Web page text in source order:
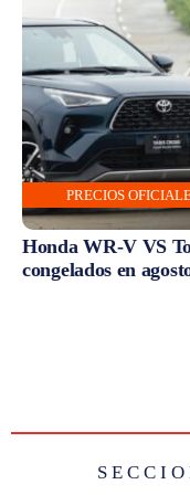
PRECIOS
Honda WR-V VS
congelados en